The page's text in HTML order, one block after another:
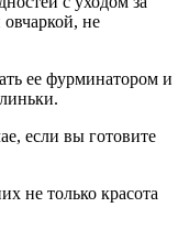
не
ее фурминатором и
если вы готовите
не только красота